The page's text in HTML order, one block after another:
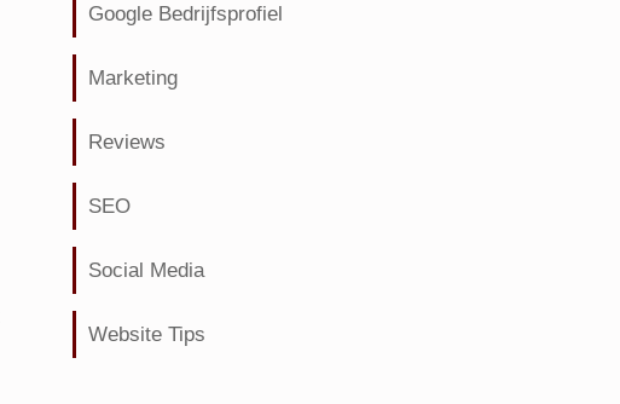
Google Bedrijfsprofiel
Marketing
Reviews
SEO
Social Media
Website Tips